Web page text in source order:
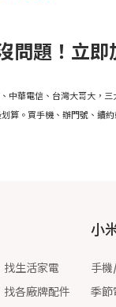
問題！立即
華電信、台灣大哥大，
。買手機、辦門號、
找生活家電
找各廠牌配件
小
手
季節